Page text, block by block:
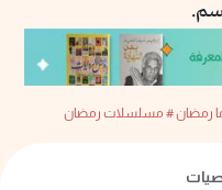
رمضان# مسلسلات رمضان